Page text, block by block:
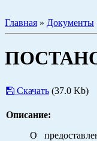
Главная » Документы
Скачать (37.0 Kb)
Описание:
О